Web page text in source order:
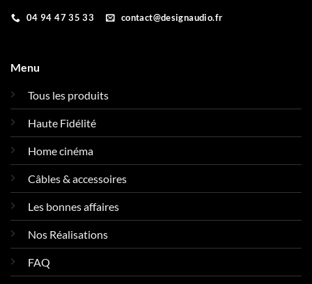
04 94 47 35 33 contact@designaudio.fr
Menu
Tous les produits
Haute Fidélité
Home cinéma
Câbles & accessoires
Les bonnes affaires
Nos Réalisations
FAQ